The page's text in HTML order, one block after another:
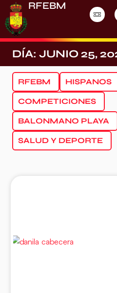
RFEBM
DÍA: JUNIO 25,
RFEBM HISPANOS
COMPETICIONES
BALONMANO PLAYA
SALUD Y DEPORTE